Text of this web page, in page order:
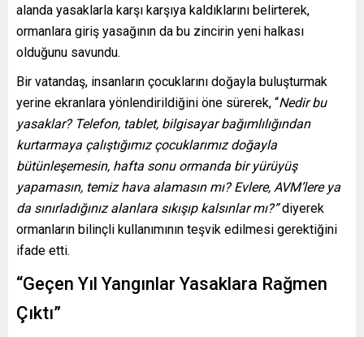
alanda yasaklarla karşı karşıya kaldıklarını belirterek,
ormanlara giriş yasağının da bu zincirin yeni halkası
olduğunu savundu.
Bir vatandaş, insanların çocuklarını doğayla buluşturmak
yerine ekranlara yönlendirildiğini öne sürerek, “Nedir bu
yasaklar? Telefon, tablet, bilgisayar bağımlılığından
kurtarmaya çalıştığımız çocuklarımız doğayla
bütünleşemesin, hafta sonu ormanda bir yürüyüş
yapamasın, temiz hava alamasın mı? Evlere, AVM’lere ya
da sınırladığınız alanlara sıkışıp kalsınlar mı?”diyerek
ormanların bilinçli kullanımının teşvik edilmesi gerektiğini
ifade etti.
“Geçen Yıl Yangınlar Yasaklara Rağmen
Çıktı”